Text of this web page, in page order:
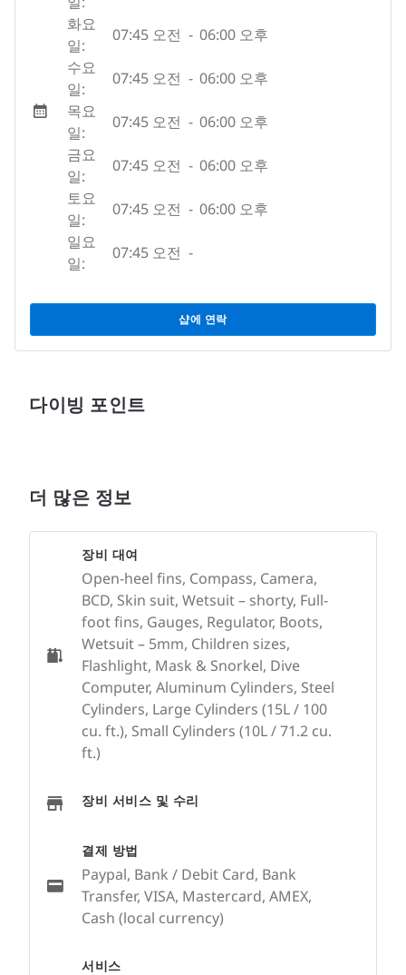
화요
일:
07:45 오전 - 06:00 오후
수요
일:
07:45 오전 - 06:00 오후
목요
일:
07:45 오전 - 06:00 오후
금요
일:
07:45 오전 - 06:00 오후
토요
일:
07:45 오전 - 06:00 오후
일요
일:
07:45 오전 -
샵에 연락
다이빙 포인트
더 많은 정보
서비스
장비 대여
Open-heel fins, Compass, Camera,
BCD, Skin suit, Wetsuit – shorty, Full-
foot fins, Gauges, Regulator, Boots,
Wetsuit – 5mm, Children sizes,
Flashlight, Mask & Snorkel, Dive
Computer, Aluminum Cylinders, Steel
Cylinders, Large Cylinders (15L / 100
cu. ft.), Small Cylinders (10L / 71.2 cu.
ft.)
장비 서비스 및 수리
결제 방법
Paypal, Bank / Debit Card, Bank
Transfer, VISA, Mastercard, AMEX,
Cash (local currency)